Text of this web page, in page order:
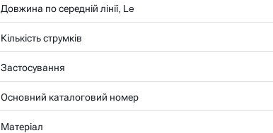
Довжина по середній лінії, Le
Кількість струмків
Застосування
Основний каталоговий номер
Матеріал